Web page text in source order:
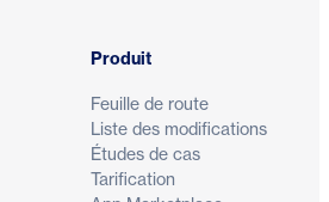
Produit
Feuille de route
Liste des modifications
Études de cas
Tarification